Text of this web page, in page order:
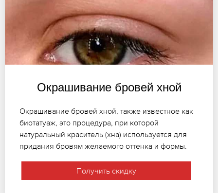
Окрашивание бровей хной
Окрашивание бровей хной, также известное как
биотатуаж, это процедура, при которой
натуральный краситель (хна) используется для
придания бровям желаемого оттенка и формы.
Получить скидку